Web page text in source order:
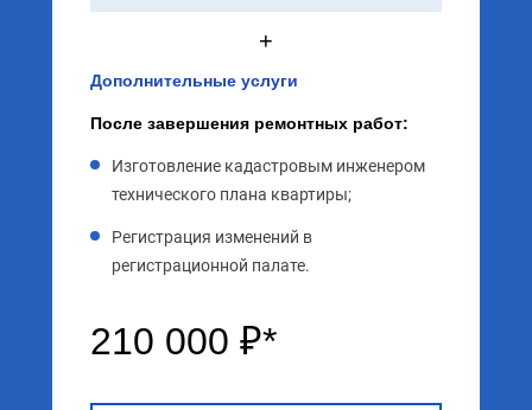
+
Дополнительные услуги
После завершения ремонтных работ:
Изготовление кадастровым инженером
технического плана квартиры;
Регистрация изменений в
регистрационной палате.
210 000 ₽*